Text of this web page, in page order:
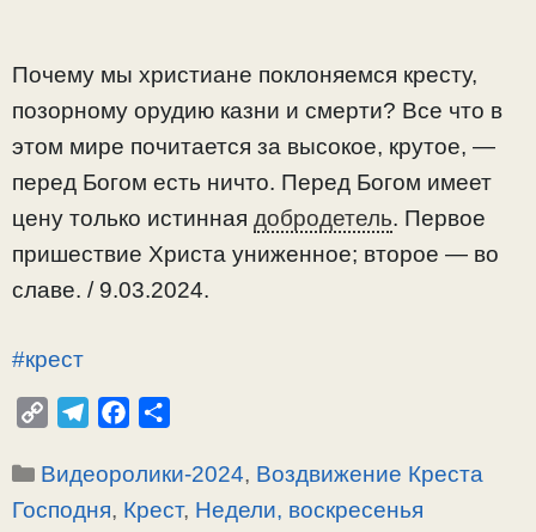
Почему мы христиане поклоняемся кресту,
позорному орудию казни и смерти? Все что в
этом мире почитается за высокое, крутое, —
перед Богом есть ничто. Перед Богом имеет
цену только истинная добродетель. Первое
пришествие Христа униженное; второе — во
славе. / 9.03.2024.
#крест
p
y
l
e
c
e
п
р
Рубрики
Видеоролики-2024, Воздвижение Креста
Господня, Крест, Недели, воскресенья